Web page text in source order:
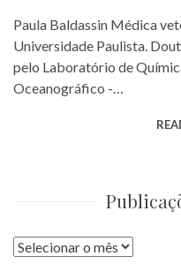
Paula Baldassin Médica
Universidade Paulista.
pelo Laboratório de
Oceanográfico -…
Publicações